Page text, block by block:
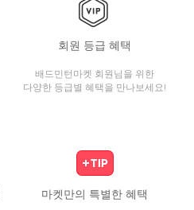
회원 등급 혜택
배드민턴마켓 회원님을 위한
다양한 등급별 혜택을 만나보세요!
마켓만의 특별한 혜택